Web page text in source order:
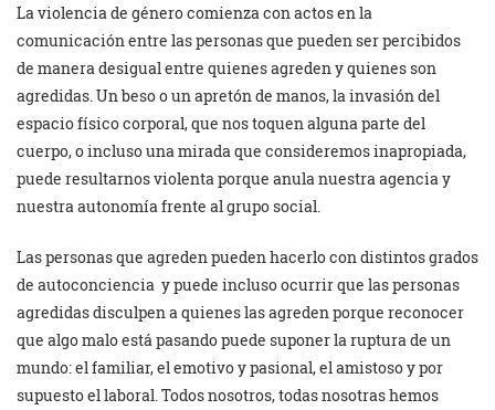
La violencia de género comienza con actos en la
comunicación entre las personas que pueden ser percibidos
de manera desigual entre quienes agreden y quienes son
agredidas. Un beso o un apretón de manos, la invasión del
espacio físico corporal, que nos toquen alguna parte del
cuerpo, o incluso una mirada que consideremos inapropiada,
puede resultarnos violenta porque anula nuestra agencia y
nuestra autonomía frente al grupo social.
Las personas que agreden pueden hacerlo con distintos grados
de autoconciencia y puede incluso ocurrir que las personas
agredidas disculpen a quienes las agreden porque reconocer
que algo malo está pasando puede suponer la ruptura de un
mundo: el familiar, el emotivo y pasional, el amistoso y por
supuesto el laboral. Todos nosotros, todas nosotras hemos